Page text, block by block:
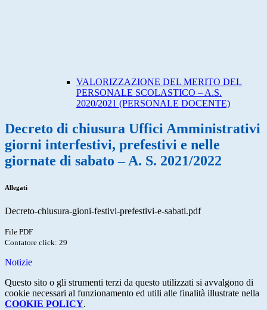
VALORIZZAZIONE DEL MERITO DEL
PERSONALE SCOLASTICO – A.S.
2020/2021 (PERSONALE DOCENTE)
Decreto di chiusura Uffici Amministrativi
giorni interfestivi, prefestivi e nelle
giornate di sabato – A. S. 2021/2022
Allegati
Decreto-chiusura-gioni-festivi-prefestivi-e-sabati.pdf
File PDF
Contatore click: 29
Notizie
Questo sito o gli strumenti terzi da questo utilizzati si avvalgono di
cookie necessari al funzionamento ed utili alle finalità illustrate nella
COOKIE POLICY.